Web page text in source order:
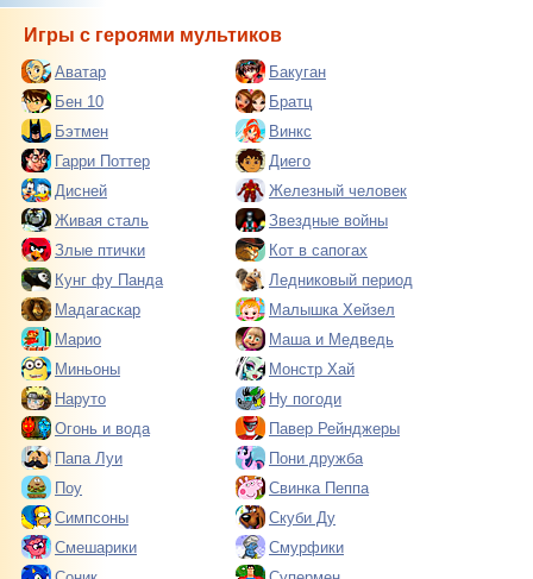
Игры с героями мультиков
Аватар
Бакуган
Бен 10
Братц
Бэтмен
Винкс
Гарри Поттер
Диего
Дисней
Железный человек
Живая сталь
Звездные войны
Злые птички
Кот в сапогах
Кунг фу Панда
Ледниковый период
Мадагаскар
Малышка Хейзел
Марио
Маша и Медведь
Миньоны
Монстр Хай
Наруто
Ну погоди
Огонь и вода
Павер Рейнджеры
Папа Луи
Пони дружба
Поу
Свинка Пеппа
Симпсоны
Скуби Ду
Смешарики
Смурфики